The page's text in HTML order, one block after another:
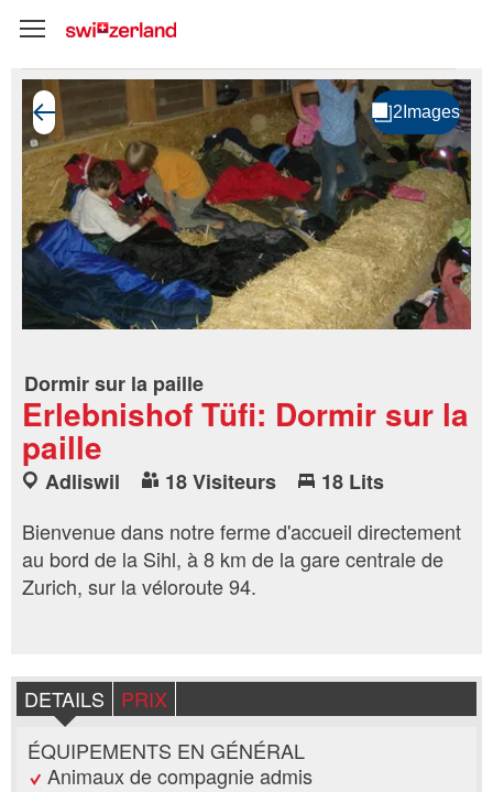
Dormir sur la paille
Erlebnishof Tüfi: Dormir sur la
paille
Adliswil 18 Visiteurs
18 Lits
Bienvenue dans notre ferme d'accueil directement
au bord de la Sihl, à 8 km de la gare centrale de
Zurich, sur la véloroute 94.
DETAILS
PRIX
ÉQUIPEMENTS EN GÉNÉRAL
Animaux de compagnie admis